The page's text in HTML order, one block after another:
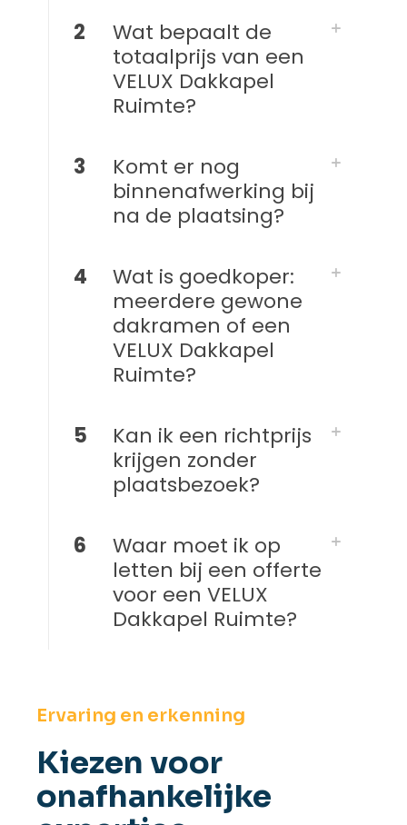
2
Wat bepaalt de
totaalprijs van een
VELUX Dakkapel
Ruimte?
3
Komt er nog
binnenafwerking bij
na de plaatsing?
4
Wat is goedkoper:
meerdere gewone
dakramen of een
VELUX Dakkapel
Ruimte?
5
Kan ik een richtprijs
krijgen zonder
plaatsbezoek?
6
Waar moet ik op
letten bij een offerte
voor een VELUX
Dakkapel Ruimte?
Ervaring en erkenning
Kiezen voor
onafhankelijke